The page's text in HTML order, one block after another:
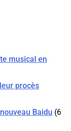
musical en
procès
Baidu (6